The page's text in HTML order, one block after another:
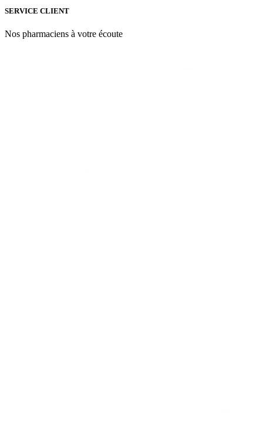
SERVICE CLIENT
Nos pharmaciens à votre écoute